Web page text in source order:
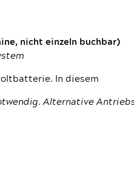
nicht einzeln buchbar)
In diesem
Alternative